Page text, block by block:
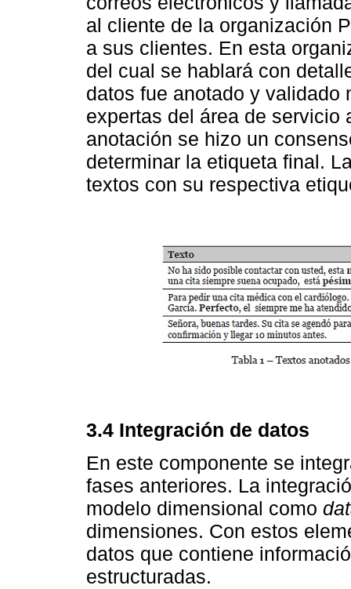
al cliente de la organización
a sus clientes. En esta
del cual se hablará con
datos fue anotado y validado
expertas del área de servicio
anotación se hizo un
determinar la etiqueta final.
textos con su respectiva
3.4 Integración de datos
En este componente se
fases anteriores. La
modelo dimensional como
dimensiones. Con estos
datos que contiene
estructuradas.